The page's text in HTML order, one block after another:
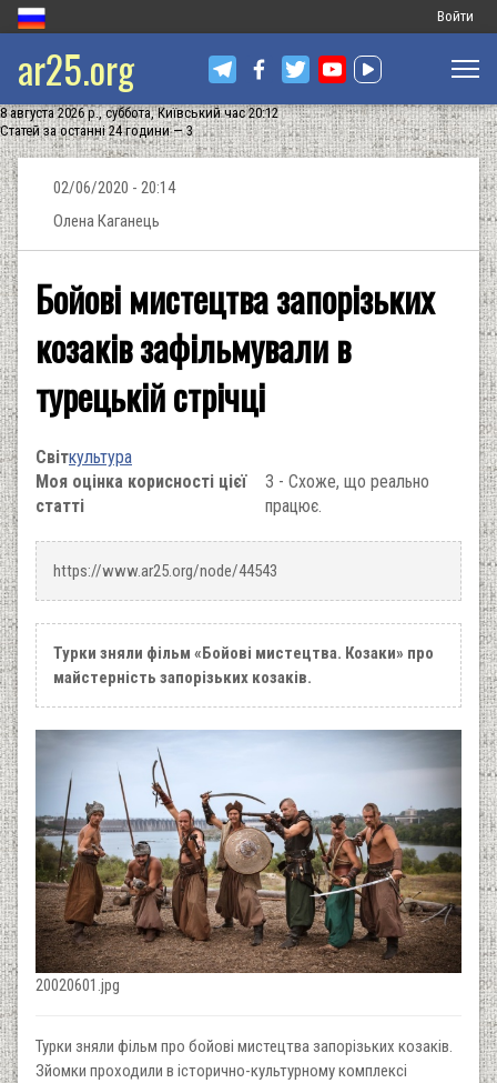
Меню
запису
Войти
ar25.org
8 августа 2026 р., суббота, Київський час 20:12
Статей за останні 24 години — 3
02/06/2020 - 20:14
Олена Каганець
Бойові мистецтва запорізьких
козаків зафільмували в
турецькій стрічці
Світкультура
Моя оцінка корисності цієї
статті
3 - Схоже, що реально
працює.
https://www.ar25.org/node/44543
Турки зняли фільм «Бойові мистецтва. Козаки» про
майстерність запорізьких козаків.
20020601.jpg
Турки зняли фільм про бойові мистецтва запорізьких козаків.
Зйомки проходили в історично-культурному комплексі